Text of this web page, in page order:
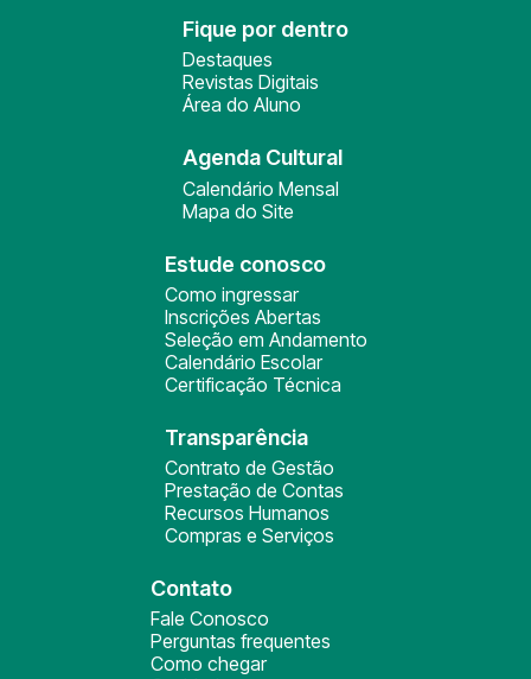
Fique por dentro
Destaques
Revistas Digitais
Área do Aluno
Agenda Cultural
Calendário Mensal
Mapa do Site
Estude conosco
Como ingressar
Inscrições Abertas
Seleção em Andamento
Calendário Escolar
Certificação Técnica
Transparência
Contrato de Gestão
Prestação de Contas
Recursos Humanos
Compras e Serviços
Contato
Fale Conosco
Perguntas frequentes
Como chegar